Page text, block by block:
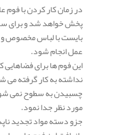
در زمان کار کردن با فوم
پخش خواهد شد و برای
بایست با لباس مخصوص
عمل انجام شود.
این فوم ها برای فضاهایی
نداشته به کار گرفته
چسبیدن به سطوح نمی
مورد نظر جدا نمود.
جزو دسته مواد تجدید